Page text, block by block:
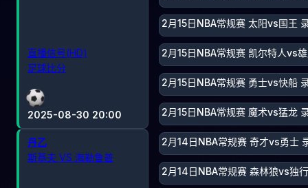
2025-08-30 20:00
直播信号(HD)
足球比分
丹乙
斯基夫 VS 海勒鲁普
2月15日NBA常规赛 太阳vs国王
2月15日NBA常规赛 凯尔特人vs
2月15日NBA常规赛 勇士vs快船
2月15日NBA常规赛 魔术vs猛龙
2月14日NBA常规赛 奇才vs勇士
2月14日NBA常规赛 森林狼vs独